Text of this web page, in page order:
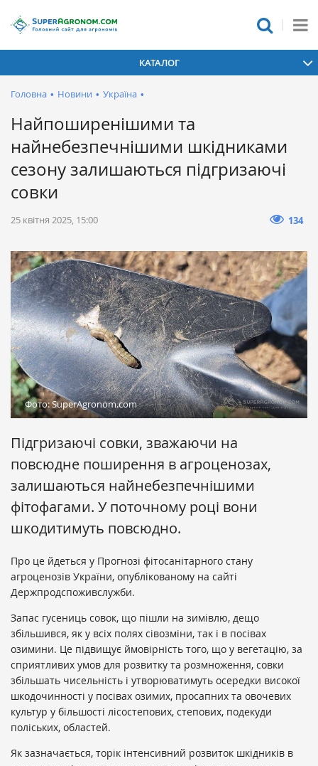
КАТАЛОГ
Головна • Новини • Україна •
Найпоширенішими та
найнебезпечнішими шкідниками
сезону залишаються підгризаючі
совки
25 квітня 2025, 15:00 134
Фото: SuperAgronom.com
Підгризаючі совки, зважаючи на
повсюдне поширення в агроценозах,
залишаються найнебезпечнішими
фітофагами. У поточному році вони
шкодитимуть повсюдно.
Про це йдеться у Прогнозі фітосанітарного стану
агроценозів України, опублікованому на сайті
Держпродспоживслужби.
Запас гусениць совок, що пішли на зимівлю, дещо
збільшився, як у всіх полях сівозміни, так і в посівах
озимини. Це підвищує ймовірність того, що у вегетацію, за
сприятливих умов для розвитку та розмноження, совки
збільшать чисельність і утворюватимуть осередки високої
шкодочинності у посівах озимих, просапних та овочевих
культур у більшості лісостепових, степових, подекуди
поліських, областей.
Як зазначається, торік інтенсивний розвиток шкідників в